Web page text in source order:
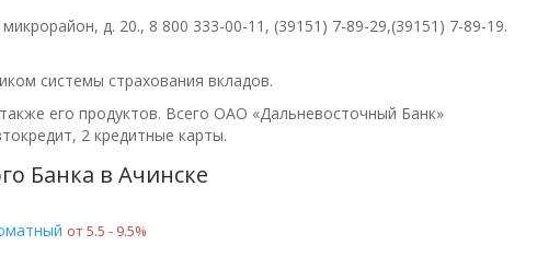
д. 20., 8 800 333-00-11, (39151) 7-89-29,(39151) 7-89-19.
системы страхования вкладов.
его продуктов. Всего ОАО «Дальневосточный Банк»
2 кредитные карты.
Банка в Ачинске
от 5.5 ‑ 9.5%